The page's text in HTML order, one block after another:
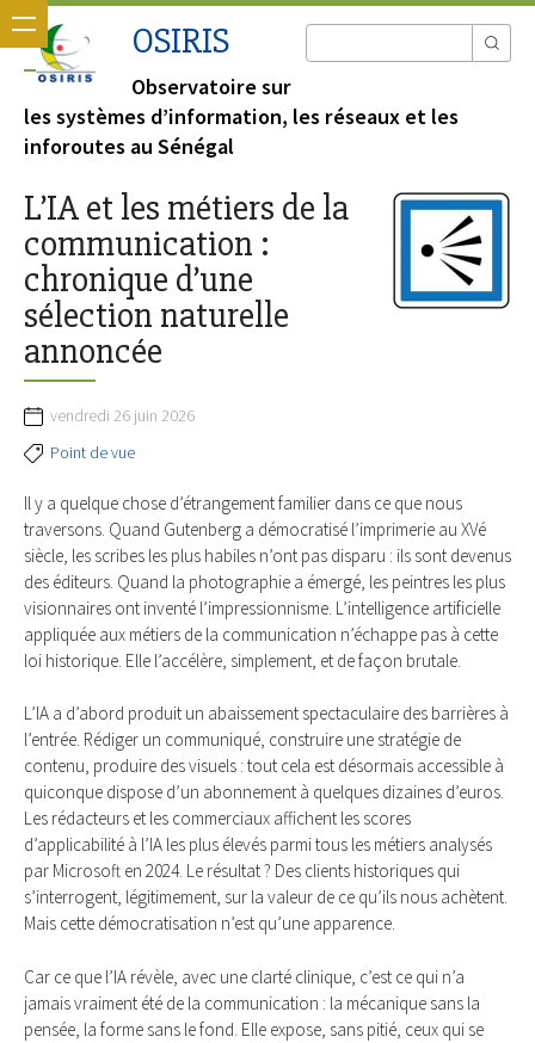
OSIRIS
Observatoire sur
les systèmes d’information, les réseaux et les
inforoutes au Sénégal
L’IA et les métiers de la
communication :
chronique d’une
sélection naturelle
annoncée
vendredi 26 juin 2026
Point de vue
Il y a quelque chose d’étrangement familier dans ce que nous
traversons. Quand Gutenberg a démocratisé l’imprimerie au XVé
siècle, les scribes les plus habiles n’ont pas disparu : ils sont devenus
des éditeurs. Quand la photographie a émergé, les peintres les plus
visionnaires ont inventé l’impressionnisme. L’intelligence artificielle
appliquée aux métiers de la communication n’échappe pas à cette
loi historique. Elle l’accélère, simplement, et de façon brutale.
L’IA a d’abord produit un abaissement spectaculaire des barrières à
l’entrée. Rédiger un communiqué, construire une stratégie de
contenu, produire des visuels : tout cela est désormais accessible à
quiconque dispose d’un abonnement à quelques dizaines d’euros.
Les rédacteurs et les commerciaux affichent les scores
d’applicabilité à l’IA les plus élevés parmi tous les métiers analysés
par Microsoft en 2024. Le résultat ? Des clients historiques qui
s’interrogent, légitimement, sur la valeur de ce qu’ils nous achètent.
Mais cette démocratisation n’est qu’une apparence.
Car ce que l’IA révèle, avec une clarté clinique, c’est ce qui n’a
jamais vraiment été de la communication : la mécanique sans la
pensée, la forme sans le fond. Elle expose, sans pitié, ceux qui se